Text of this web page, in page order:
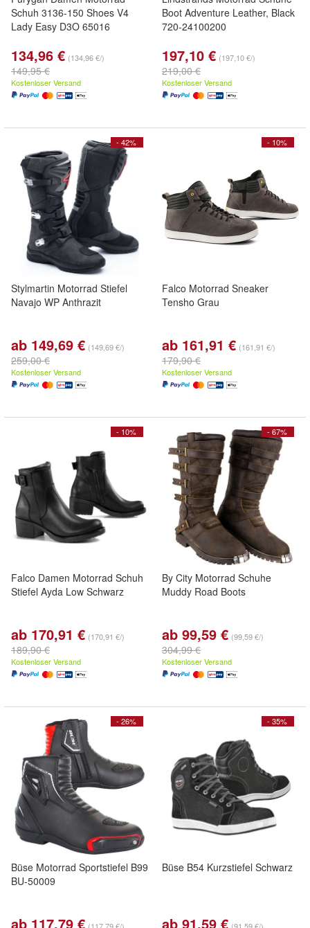
Schuh 3136-150 Shoes V4
Lady Easy D3O 65016
134,96 € (134,96 €/)
149,95 €
Kostenloser Versand
Boot Adventure Leather, Black
720-24100200
197,10 € (197,10 €/)
219,00 €
Kostenloser Versand
- 42%
Stylmartin Motorrad Stiefel
Navajo WP Anthrazit
ab 149,69 € (149,69 €/)
259,00 €
Kostenloser Versand
- 10%
Falco Motorrad Sneaker
Tensho Grau
ab 161,91 € (161,91 €/)
179,90 €
Kostenloser Versand
- 10%
Falco Damen Motorrad Schuh
Stiefel Ayda Low Schwarz
ab 170,91 € (170,91 €/)
189,90 €
Kostenloser Versand
- 67%
By City Motorrad Schuhe
Muddy Road Boots
ab 99,59 € (99,59 €/)
304,99 €
Kostenloser Versand
- 26%
Büse Motorrad Sportstiefel B99
BU-50009
ab 117,79 €
- 35%
Büse B54 Kurzstiefel Schwarz
ab 91,59 €